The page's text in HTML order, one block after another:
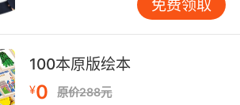
免费领取
100本原版绘本
¥0 原价288元